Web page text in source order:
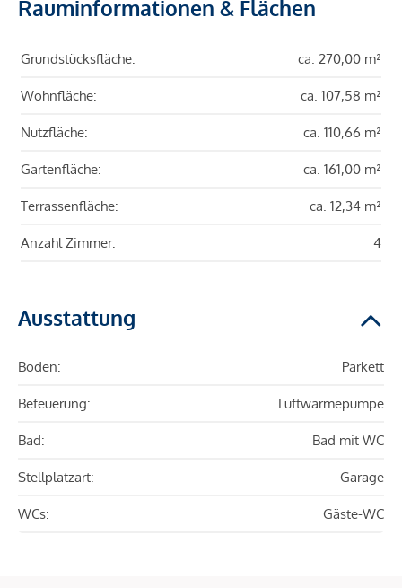
Rauminformationen & Flächen
Grundstücksfläche: ca. 270,00 m²
Wohnfläche: ca. 107,58 m²
Nutzfläche: ca. 110,66 m²
Gartenfläche: ca. 161,00 m²
Terrassenfläche: ca. 12,34 m²
Anzahl Zimmer: 4
Ausstattung
Boden: Parkett
Befeuerung: Luftwärmepumpe
Bad: Bad mit WC
Stellplatzart: Garage
WCs: Gäste-WC